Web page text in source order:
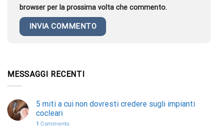
browser per la prossima volta che commento.
MESSAGGI RECENTI
5 miti a cui non dovresti credere sugli impianti
cocleari
1 Commento